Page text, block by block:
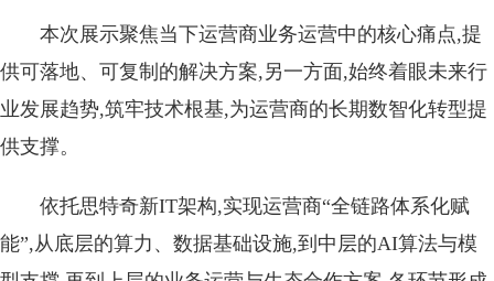
本次展示聚焦当下运营商业务运营中的核心痛点,提
供可落地、可复制的解决方案,另一方面,始终着眼未来行
业发展趋势,筑牢技术根基,为运营商的长期数智化转型提
供支撑。
依托思特奇新IT架构,实现运营商“全链路体系化赋
能”,从底层的算力、数据基础设施,到中层的AI算法与模